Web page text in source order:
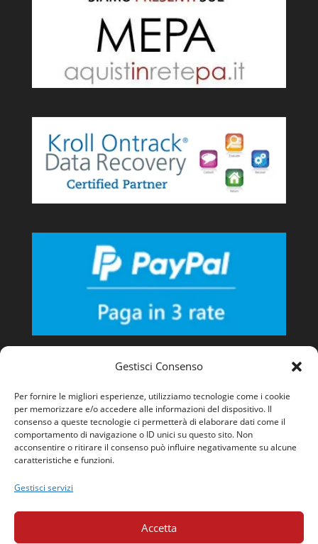
Gestisci Consenso
Per fornire le migliori esperienze, utilizziamo tecnologie come i cookie
per memorizzare e/o accedere alle informazioni del dispositivo. Il
consenso a queste tecnologie ci permetterà di elaborare dati come il
comportamento di navigazione o ID unici su questo sito. Non
acconsentire o ritirare il consenso può influire negativamente su alcune
caratteristiche e funzioni.
Gestisci servizi
Accetta